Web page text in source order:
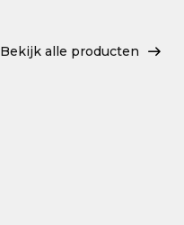
Bekijk alle producten